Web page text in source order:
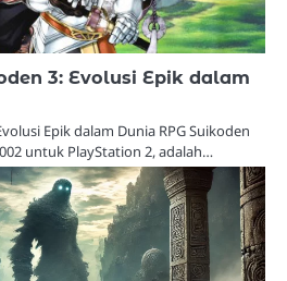
3: Evolusi Epik dalam
Epik dalam Dunia RPG Suikoden
untuk PlayStation 2, adalah…